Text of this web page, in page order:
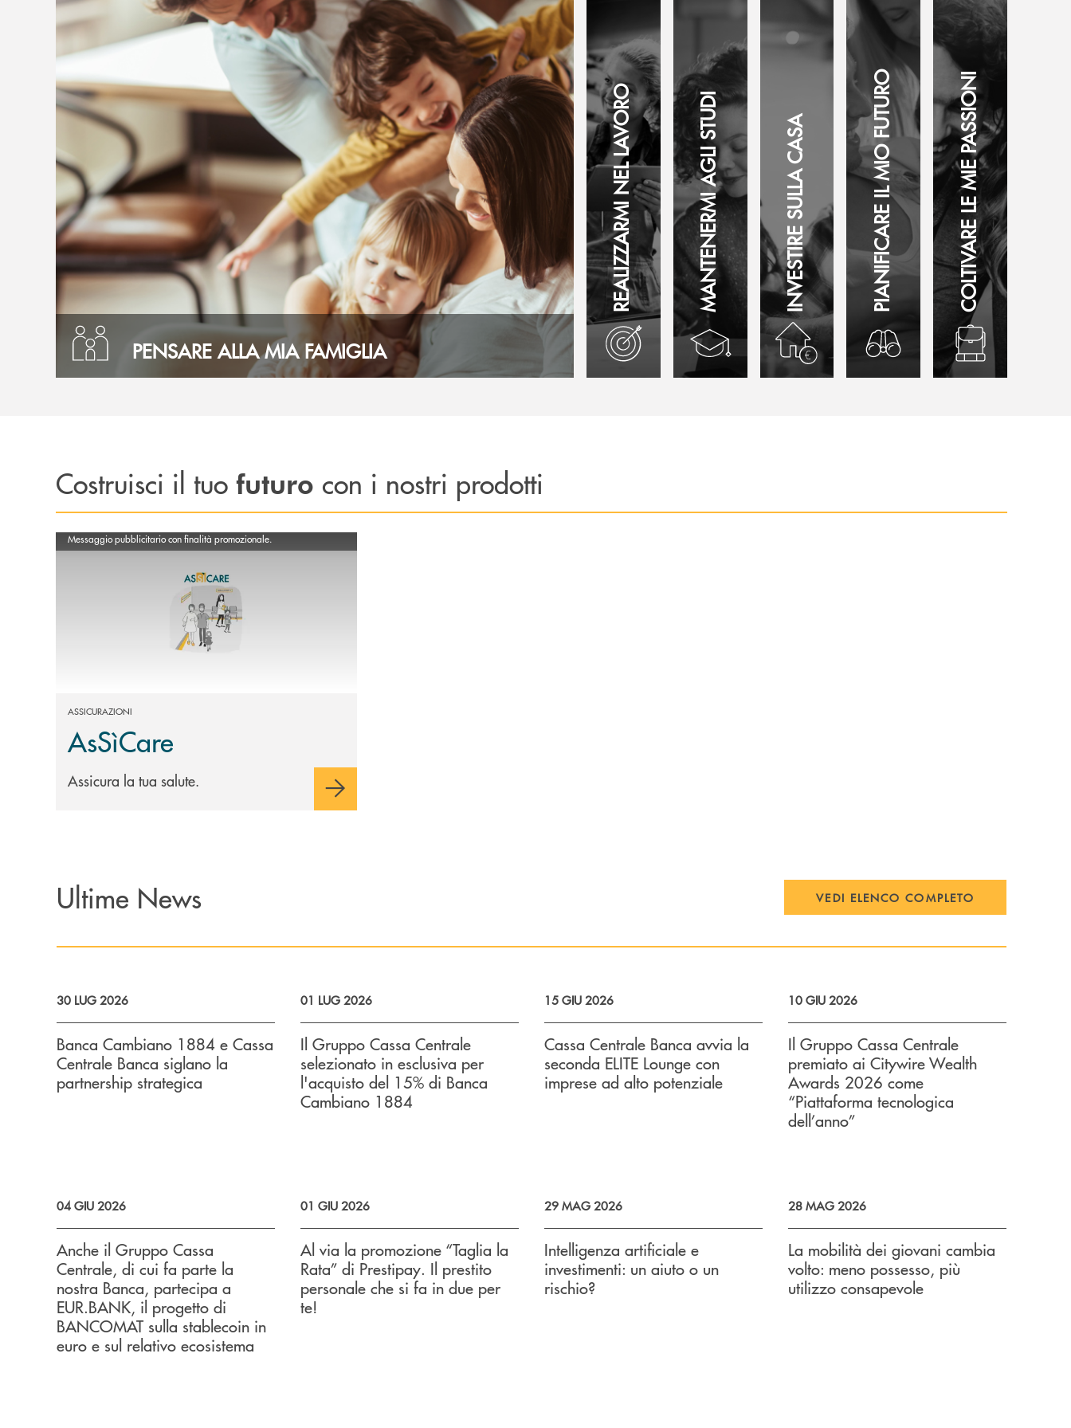
PENSARE ALLA MIA FAMIGLIA
Pensare alla mia famiglia
REALIZZARMI NEL LAVORO MANTENERMI AGLI STUDI INVESTIRE SULLA CASA PIANIFICARE IL MIO FUTURO COLTIVARE LE MIE PASSIONI
Costruisci il tuo futuro con i nostri prodotti
Scopri di più AsSìCare
Messaggio pubblicitario con finalità promozionale.
ASSICURAZIONI
AsSìCare
Assicura la tua salute.
Ultime News VEDI ELENCO COMPLETO
30 LUG 2026
Banca Cambiano 1884 e Cassa
Centrale Banca siglano la
partnership strategica
01 LUG 2026
Il Gruppo Cassa Centrale
selezionato in esclusiva per
l'acquisto del 15% di Banca
Cambiano 1884
15 GIU 2026
Cassa Centrale Banca avvia la
seconda ELITE Lounge con
imprese ad alto potenziale
10 GIU 2026
Il Gruppo Cassa Centrale
premiato ai Citywire Wealth
Awards 2026 come
“Piattaforma tecnologica
dell’anno”
04 GIU 2026
Anche il Gruppo Cassa
Centrale, di cui fa parte la
nostra Banca, partecipa a
EUR.BANK, il progetto di
BANCOMAT sulla stablecoin in
euro e sul relativo ecosistema
01 GIU 2026
Al via la promozione “Taglia la
Rata” di Prestipay. Il prestito
personale che si fa in due per
te!
29 MAG 2026
Intelligenza artificiale e
investimenti: un aiuto o un
rischio?
28 MAG 2026
La mobilità dei giovani cambia
volto: meno possesso, più
utilizzo consapevole